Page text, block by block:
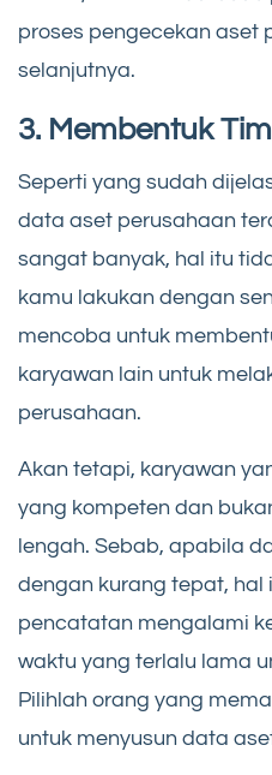
proses pengecekan aset
selanjutnya.
3. Membentuk Tim
Seperti yang sudah
data aset perusahaan
sangat banyak, hal itu
kamu lakukan dengan
mencoba untuk
karyawan lain untuk
perusahaan.
Akan tetapi, karyawan
yang kompeten dan
lengah. Sebab, apabila
dengan kurang tepat, hal
pencatatan mengalami
waktu yang terlalu lama
Pilihlah orang yang
untuk menyusun data